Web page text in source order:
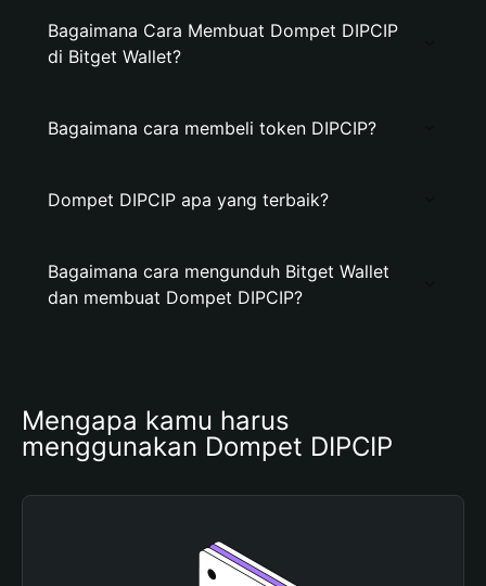
Bagaimana Cara Membuat Dompet DIPCIP
di Bitget Wallet?
Bagaimana cara membeli token DIPCIP?
Dompet DIPCIP apa yang terbaik?
Bagaimana cara mengunduh Bitget Wallet
dan membuat Dompet DIPCIP?
Mengapa kamu harus
menggunakan Dompet DIPCIP